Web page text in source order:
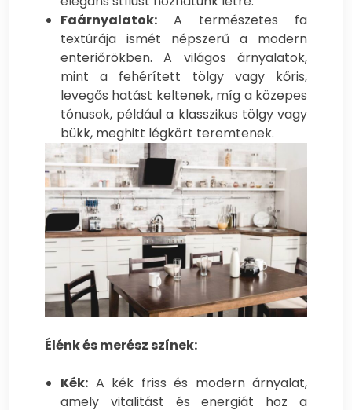
Faárnyalatok: A természetes fa
textúrája ismét népszerű a modern
enteriőrökben. A világos árnyalatok,
mint a fehérített tölgy vagy kőris,
levegős hatást keltenek, míg a közepes
tónusok, például a klasszikus tölgy vagy
bükk, meghitt légkört teremtenek.
Élénk és merész színek:
Kék: A kék friss és modern árnyalat,
amely vitalitást és energiát hoz a